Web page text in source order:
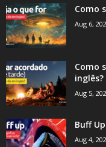
Como
Aug 6,
Como
inglês?
Aug 5,
Buff
Aug 4,